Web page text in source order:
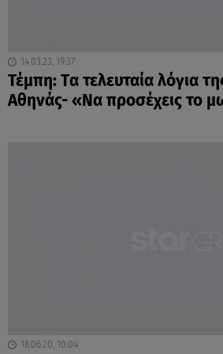
14.03.23, 19:37
Τέμπη: Tα τελευταία λόγια
Αθηνάς- «Να προσέχεις το
18.06.20, 10:04